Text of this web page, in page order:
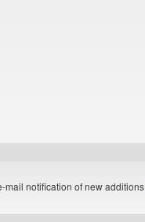
mail notification of new additions